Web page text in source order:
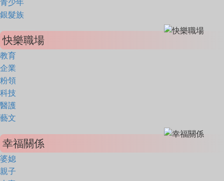
青少年
銀髮族
快樂職場
教育
企業
粉領
科技
醫護
藝文
幸福關係
婆媳
親子